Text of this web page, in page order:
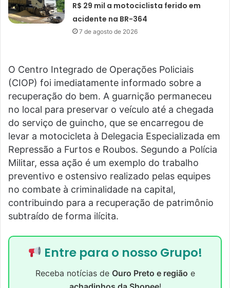
R$ 29 mil a motociclista ferido em
acidente na BR-364
7 de agosto de 2026
O Centro Integrado de Operações Policiais
(CIOP) foi imediatamente informado sobre a
recuperação do bem. A guarnição permaneceu
no local para preservar o veículo até a chegada
do serviço de guincho, que se encarregou de
levar a motocicleta à Delegacia Especializada em
Repressão a Furtos e Roubos. Segundo a Polícia
Militar, essa ação é um exemplo do trabalho
preventivo e ostensivo realizado pelas equipes
no combate à criminalidade na capital,
contribuindo para a recuperação de patrimônio
subtraído de forma ilícita.
Entre para o nosso Grupo!
Receba notícias de Ouro Preto e região e